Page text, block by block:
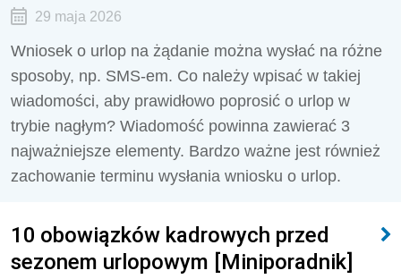
29 maja 2026
Wniosek o urlop na żądanie można wysłać na różne
sposoby, np. SMS-em. Co należy wpisać w takiej
wiadomości, aby prawidłowo poprosić o urlop w
trybie nagłym? Wiadomość powinna zawierać 3
najważniejsze elementy. Bardzo ważne jest również
zachowanie terminu wysłania wniosku o urlop.
10 obowiązków kadrowych przed
sezonem urlopowym [Miniporadnik]